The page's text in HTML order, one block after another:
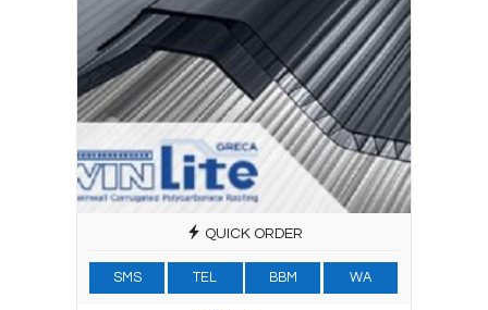
QUICK ORDER
SMS TEL BBM WA